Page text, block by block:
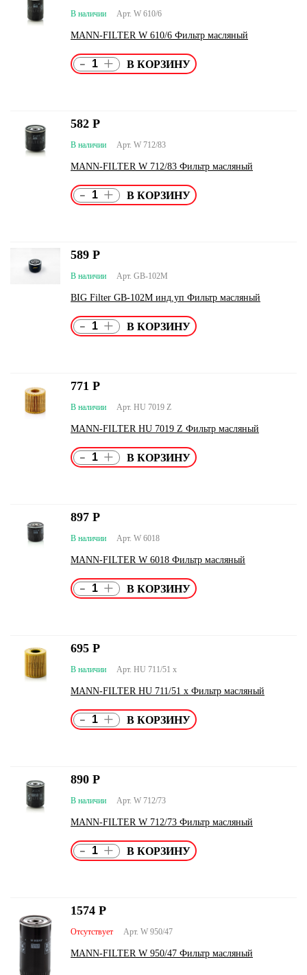
Арт. W 610/6
В наличии
MANN-FILTER W 610/6 Фильтр масляный
- +
Арт. W 712/83
В наличии
MANN-FILTER W 712/83 Фильтр масляный
582 Р
- +
Арт. GB-102M
В наличии
BIG Filter GB-102M инд.уп Фильтр масляный
589 Р
- +
Арт. HU 7019 Z
В наличии
MANN-FILTER HU 7019 Z Фильтр масляный
771 Р
- +
Арт. W 6018
В наличии
MANN-FILTER W 6018 Фильтр масляный
897 Р
- +
Арт. HU 711/51 x
В наличии
MANN-FILTER HU 711/51 x Фильтр масляный
695 Р
- +
Арт. W 712/73
В наличии
MANN-FILTER W 712/73 Фильтр масляный
890 Р
- +
Арт. W 950/47
Отсутствует
MANN-FILTER W 950/47 Фильтр масляный
1574 Р